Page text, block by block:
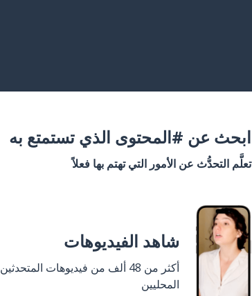
ابحث عن #المحتوى الذي تستمتع به
تعلَّم التحدُّث عن الأمور التي تهتم بها فعلاً
شاهد الفيديوهات
أكثر من 48 ألف من فيديوهات المتحدثين
المحليين